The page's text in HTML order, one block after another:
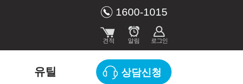
1600-1015
유틸 상담신청